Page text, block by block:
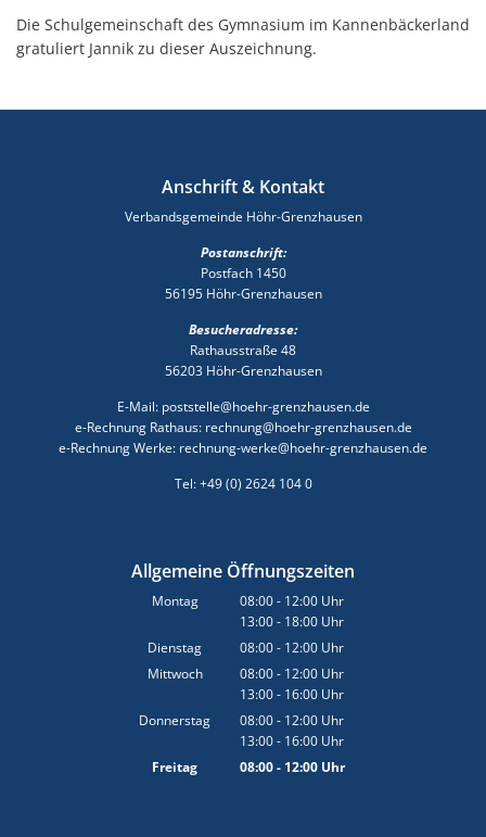
Die Schulgemeinschaft des Gymnasium im Kannenbäckerland
gratuliert Jannik zu dieser Auszeichnung.
Anschrift & Kontakt
Verbandsgemeinde Höhr-Grenzhausen
Postanschrift:
Postfach 1450
56195 Höhr-Grenzhausen
Besucheradresse:
Rathausstraße 48
56203 Höhr-Grenzhausen
E-Mail: poststelle@hoehr-grenzhausen.de
e-Rechnung Rathaus: rechnung@hoehr-grenzhausen.de
e-Rechnung Werke: rechnung-werke@hoehr-grenzhausen.de
Tel: +49 (0) 2624 104 0
Allgemeine Öffnungszeiten
Montag 08:00- 12:00 Uhr
Von 08:00 bis 12:00 Uhr
13:00- 18:00 Uhr
Von 13:00 bis 18:00 Uhr
Dienstag 08:00- 12:00 Uhr
Von 08:00 bis 12:00 Uhr
Mittwoch 08:00- 12:00 Uhr
Von 08:00 bis 12:00 Uhr
13:00- 16:00 Uhr
Von 13:00 bis 16:00 Uhr
Donnerstag 08:00- 12:00 Uhr
Von 08:00 bis 12:00 Uhr
13:00- 16:00 Uhr
Von 13:00 bis 16:00 Uhr
Freitag 08:00- 12:00Uhr